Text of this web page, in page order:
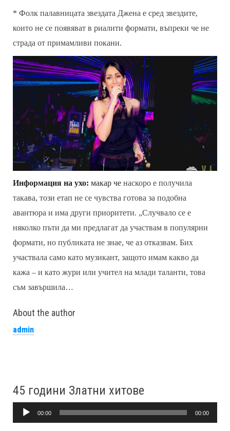
* Фолк палавницата звездата Джена е сред звездите,
които не се появяват в риалити формати, въпреки че не
страда от примамливи покани.
Информация на ухо: макар че наскоро е получила
такава, този етап не се чувства готова за подобна
авантюра и има други приоритети. „Случвало се е
няколко пъти да ми предлагат да участвам в популярни
формати, но публиката не знае, че аз отказвам. Бих
участвала само като музикант, защото имам какво да
кажа – и като жури или учител на млади таланти, това
съм завършила…
About the author
admin
45 години Златни хитове
Аудио 00:00 00:00